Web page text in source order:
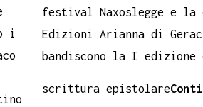
i
festival Naxoslegge e la
Edizioni Arianna di
bandiscono la I edizione
scrittura epistolare